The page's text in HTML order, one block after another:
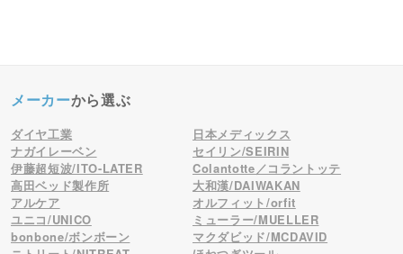
メーカーから選ぶ
ダイヤ工業
日本メディックス
ナガイレーベン
セイリン/SEIRIN
伊藤超短波/ITO-LATER
Colantotte／コラントッテ
高田ベッド製作所
大和漢/DAIWAKAN
アルケア
オルフィット/orfit
ユニコ/UNICO
ミューラー/MUELLER
bonbone/ボンボーン
マクダビッド/MCDAVID